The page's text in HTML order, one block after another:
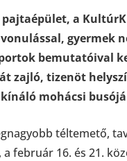
a
gyermek
bemutatóival
zajló, tizenöt
mohácsi
téltemető,
a február 16. és 21.